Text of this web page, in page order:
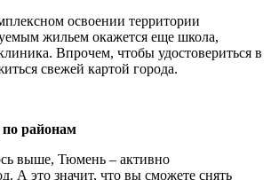
освоении территории
жильем окажется еще школа,
Впрочем, чтобы удостовериться в
свежей картой города.
районам
выше, Тюмень – активно
А это значит, что вы сможете снять